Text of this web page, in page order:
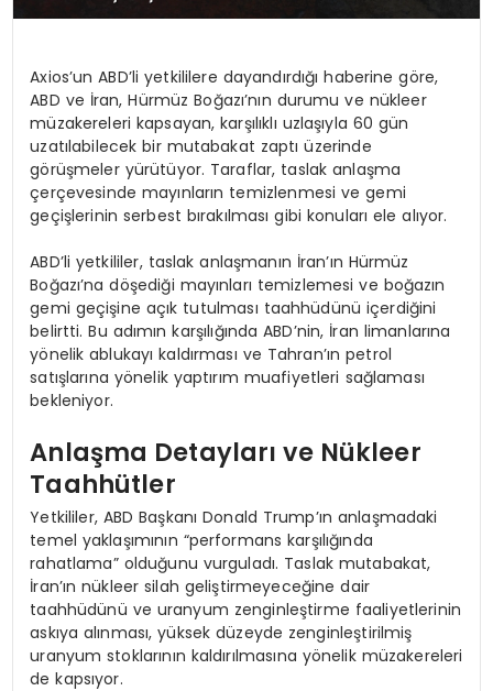
Axios’un ABD’li yetkililere dayandırdığı haberine göre,
ABD ve İran, Hürmüz Boğazı’nın durumu ve nükleer
müzakereleri kapsayan, karşılıklı uzlaşıyla 60 gün
uzatılabilecek bir mutabakat zaptı üzerinde
görüşmeler yürütüyor. Taraflar, taslak anlaşma
çerçevesinde mayınların temizlenmesi ve gemi
geçişlerinin serbest bırakılması gibi konuları ele alıyor.
ABD’li yetkililer, taslak anlaşmanın İran’ın Hürmüz
Boğazı’na döşediği mayınları temizlemesi ve boğazın
gemi geçişine açık tutulması taahhüdünü içerdiğini
belirtti. Bu adımın karşılığında ABD’nin, İran limanlarına
yönelik ablukayı kaldırması ve Tahran’ın petrol
satışlarına yönelik yaptırım muafiyetleri sağlaması
bekleniyor.
Anlaşma Detayları ve Nükleer
Taahhütler
Yetkililer, ABD Başkanı Donald Trump’ın anlaşmadaki
temel yaklaşımının “performans karşılığında
rahatlama” olduğunu vurguladı. Taslak mutabakat,
İran’ın nükleer silah geliştirmeyeceğine dair
taahhüdünü ve uranyum zenginleştirme faaliyetlerinin
askıya alınması, yüksek düzeyde zenginleştirilmiş
uranyum stoklarının kaldırılmasına yönelik müzakereleri
de kapsıyor.